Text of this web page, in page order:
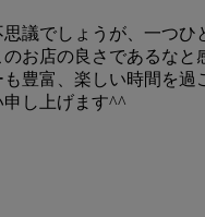
議でしょうが、一つひ
お店の良さであるなと
豊富、楽しい時間を過
し上げます^^